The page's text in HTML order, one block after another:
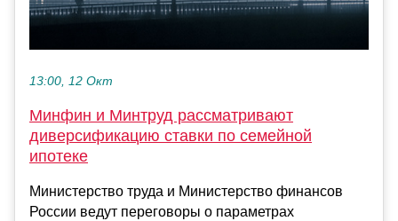
13:00, 12 Окт
Минфин и Минтруд рассматривают
диверсификацию ставки по семейной
ипотеке
Министерство труда и Министерство финансов
России ведут переговоры о параметрах